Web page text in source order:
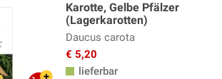
Karotte, Gelbe Pfälzer
(Lagerkarotten)
Daucus carota
€ 5,20
lieferbar